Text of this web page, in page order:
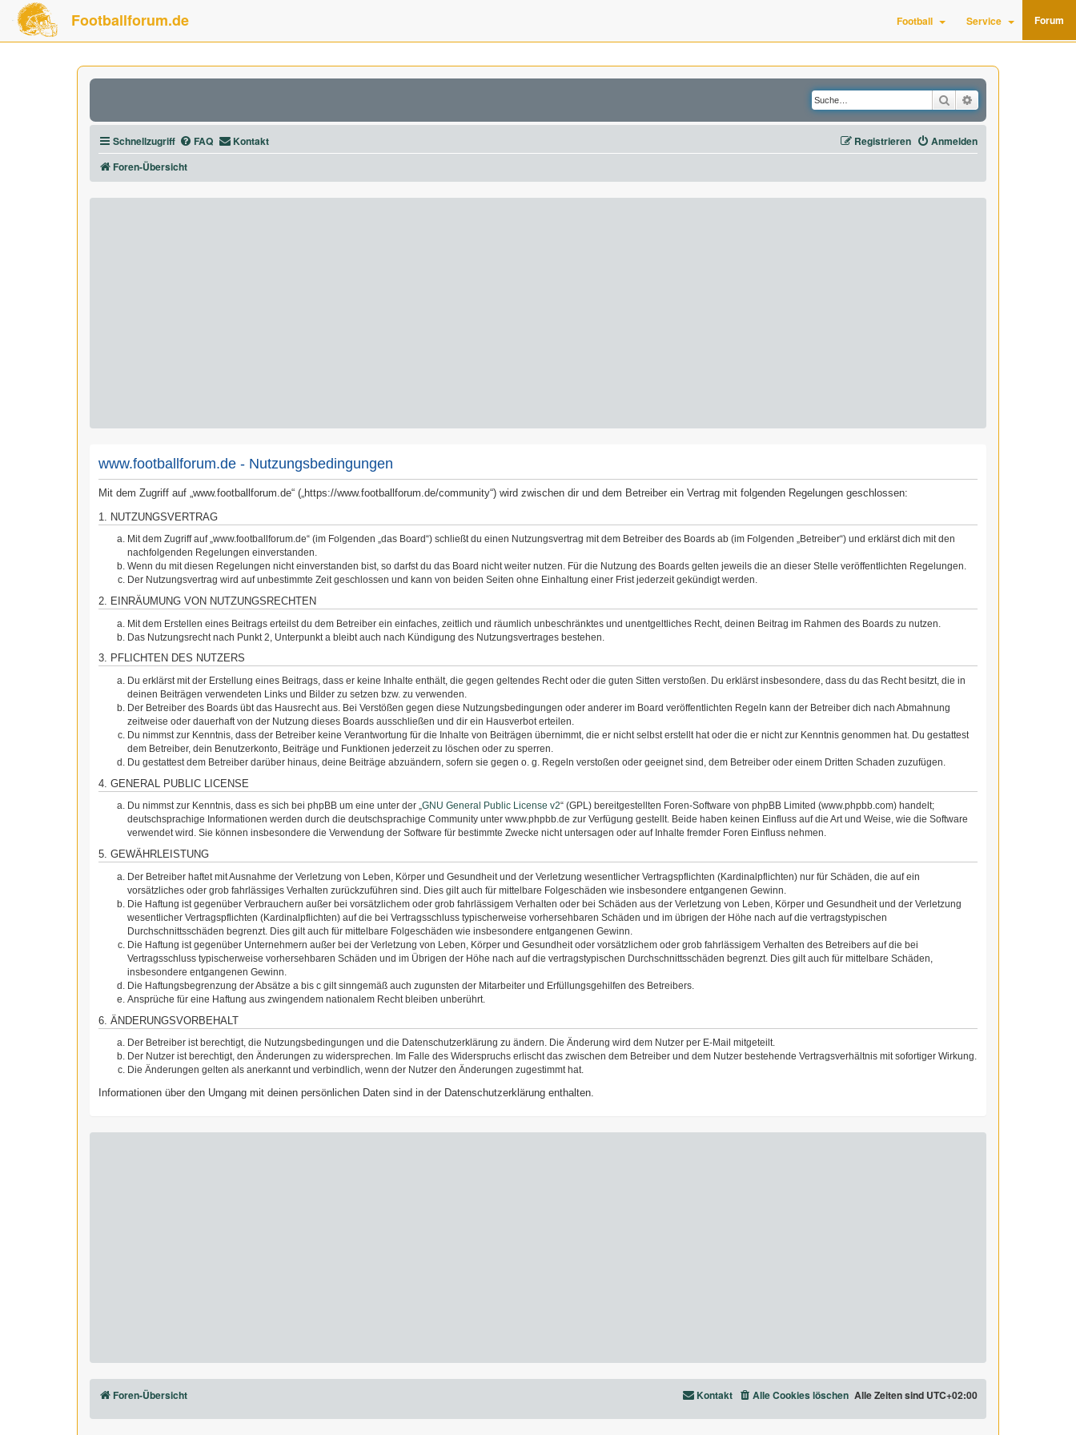
Footballforum.de Football Service Forum
Suche
Schnellzugriff FAQ Kontakt Anmelden
Registrieren
Foren-Übersicht
www.footballforum.de - Nutzungsbedingungen
Mit dem Zugriff auf „www.footballforum.de“ („https://www.footballforum.de/community“) wird zwischen dir und dem Betreiber ein Vertrag mit folgenden Regelungen geschlossen:
1. NUTZUNGSVERTRAG
Mit dem Zugriff auf „www.footballforum.de“ (im Folgenden „das Board“) schließt du einen Nutzungsvertrag mit dem Betreiber des Boards ab (im Folgenden „Betreiber“) und erklärst dich mit den
nachfolgenden Regelungen einverstanden.
Wenn du mit diesen Regelungen nicht einverstanden bist, so darfst du das Board nicht weiter nutzen. Für die Nutzung des Boards gelten jeweils die an dieser Stelle veröffentlichten Regelungen.
Der Nutzungsvertrag wird auf unbestimmte Zeit geschlossen und kann von beiden Seiten ohne Einhaltung einer Frist jederzeit gekündigt werden.
2. EINRÄUMUNG VON NUTZUNGSRECHTEN
Mit dem Erstellen eines Beitrags erteilst du dem Betreiber ein einfaches, zeitlich und räumlich unbeschränktes und unentgeltliches Recht, deinen Beitrag im Rahmen des Boards zu nutzen.
Das Nutzungsrecht nach Punkt 2, Unterpunkt a bleibt auch nach Kündigung des Nutzungsvertrages bestehen.
3. PFLICHTEN DES NUTZERS
Du erklärst mit der Erstellung eines Beitrags, dass er keine Inhalte enthält, die gegen geltendes Recht oder die guten Sitten verstoßen. Du erklärst insbesondere, dass du das Recht besitzt, die in
deinen Beiträgen verwendeten Links und Bilder zu setzen bzw. zu verwenden.
Der Betreiber des Boards übt das Hausrecht aus. Bei Verstößen gegen diese Nutzungsbedingungen oder anderer im Board veröffentlichten Regeln kann der Betreiber dich nach Abmahnung
zeitweise oder dauerhaft von der Nutzung dieses Boards ausschließen und dir ein Hausverbot erteilen.
Du nimmst zur Kenntnis, dass der Betreiber keine Verantwortung für die Inhalte von Beiträgen übernimmt, die er nicht selbst erstellt hat oder die er nicht zur Kenntnis genommen hat. Du gestattest
dem Betreiber, dein Benutzerkonto, Beiträge und Funktionen jederzeit zu löschen oder zu sperren.
Du gestattest dem Betreiber darüber hinaus, deine Beiträge abzuändern, sofern sie gegen o. g. Regeln verstoßen oder geeignet sind, dem Betreiber oder einem Dritten Schaden zuzufügen.
4. GENERAL PUBLIC LICENSE
Du nimmst zur Kenntnis, dass es sich bei phpBB um eine unter der „GNU General Public License v2“ (GPL) bereitgestellten Foren-Software von phpBB Limited (www.phpbb.com) handelt;
deutschsprachige Informationen werden durch die deutschsprachige Community unter www.phpbb.de zur Verfügung gestellt. Beide haben keinen Einfluss auf die Art und Weise, wie die Software
verwendet wird. Sie können insbesondere die Verwendung der Software für bestimmte Zwecke nicht untersagen oder auf Inhalte fremder Foren Einfluss nehmen.
5. GEWÄHRLEISTUNG
Der Betreiber haftet mit Ausnahme der Verletzung von Leben, Körper und Gesundheit und der Verletzung wesentlicher Vertragspflichten (Kardinalpflichten) nur für Schäden, die auf ein
vorsätzliches oder grob fahrlässiges Verhalten zurückzuführen sind. Dies gilt auch für mittelbare Folgeschäden wie insbesondere entgangenen Gewinn.
Die Haftung ist gegenüber Verbrauchern außer bei vorsätzlichem oder grob fahrlässigem Verhalten oder bei Schäden aus der Verletzung von Leben, Körper und Gesundheit und der Verletzung
wesentlicher Vertragspflichten (Kardinalpflichten) auf die bei Vertragsschluss typischerweise vorhersehbaren Schäden und im übrigen der Höhe nach auf die vertragstypischen
Durchschnittsschäden begrenzt. Dies gilt auch für mittelbare Folgeschäden wie insbesondere entgangenen Gewinn.
Die Haftung ist gegenüber Unternehmern außer bei der Verletzung von Leben, Körper und Gesundheit oder vorsätzlichem oder grob fahrlässigem Verhalten des Betreibers auf die bei
Vertragsschluss typischerweise vorhersehbaren Schäden und im Übrigen der Höhe nach auf die vertragstypischen Durchschnittsschäden begrenzt. Dies gilt auch für mittelbare Schäden,
insbesondere entgangenen Gewinn.
Die Haftungsbegrenzung der Absätze a bis c gilt sinngemäß auch zugunsten der Mitarbeiter und Erfüllungsgehilfen des Betreibers.
Ansprüche für eine Haftung aus zwingendem nationalem Recht bleiben unberührt.
6. ÄNDERUNGSVORBEHALT
Der Betreiber ist berechtigt, die Nutzungsbedingungen und die Datenschutzerklärung zu ändern. Die Änderung wird dem Nutzer per E-Mail mitgeteilt.
Der Nutzer ist berechtigt, den Änderungen zu widersprechen. Im Falle des Widerspruchs erlischt das zwischen dem Betreiber und dem Nutzer bestehende Vertragsverhältnis mit sofortiger Wirkung.
Die Änderungen gelten als anerkannt und verbindlich, wenn der Nutzer den Änderungen zugestimmt hat.
Informationen über den Umgang mit deinen persönlichen Daten sind in der Datenschutzerklärung enthalten.
Foren-Übersicht Alle Zeiten sind UTC+02:00
Alle Cookies löschen
Kontakt